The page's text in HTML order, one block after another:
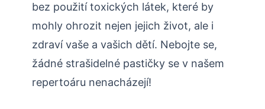
bez použití toxických​ látek, které‌ by
mohly ohrozit nejen jejich život, ale i
zdraví vaše ⁤a vašich dětí. ​Nebojte ‌se,
žádné strašidelné pastičky ⁢se v našem
repertoáru nenacházejí!